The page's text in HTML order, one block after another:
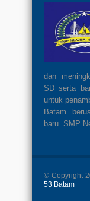
dan
SD serta
untuk
Batam
baru. SMP
© Copyright
53 Batam